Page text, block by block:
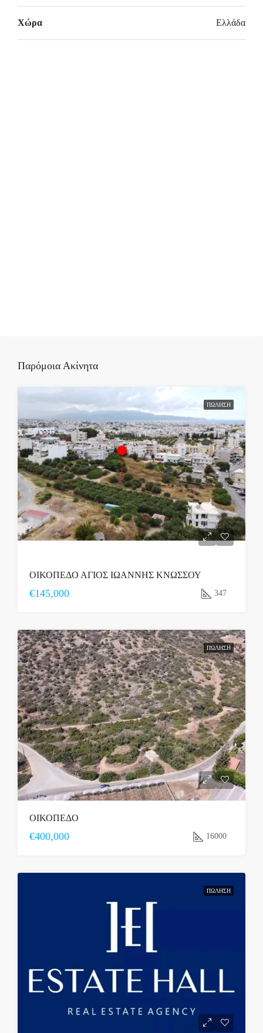
Χώρα Ελλάδα
Παρόμοια Ακίνητα
ΠΏΛΗΣΗ
ΟΙΚΟΠΕΔΟ ΑΓΙΟΣ ΙΩΑΝΝΗΣ ΚΝΩΣΣΟΥ
€145,000 347
ΠΏΛΗΣΗ
ΟΙΚΟΠΕΔΟ
€400,000 16000
ΠΏΛΗΣΗ